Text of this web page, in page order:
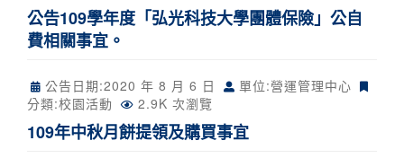
公告109學年度「弘光科技大學團體保險」公自
費相關事宜。
公告日期:2020 年 8 月 6 日
單位:營運管理中心
分類:校園活動 2.9K 次瀏覽
109年中秋月餅提領及購買事宜